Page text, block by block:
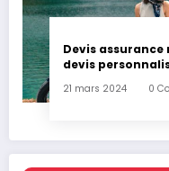
Devis
devis
21 mars 2024 0